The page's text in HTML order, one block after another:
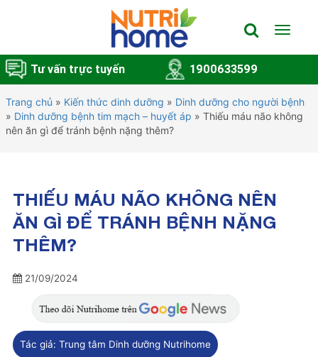
Toggle
Tư vấn trực tuyến 1900633599
Trang chủ » Kiến thức dinh dưỡng » Dinh dưỡng cho người bệnh
» Dinh dưỡng bệnh tim mạch – huyết áp » Thiếu máu não không
nên ăn gì để tránh bệnh nặng thêm?
THIẾU MÁU NÃO KHÔNG NÊN
ĂN GÌ ĐỂ TRÁNH BỆNH NẶNG
THÊM?
21/09/2024
Tác giả: Trung tâm Dinh dưỡng Nutrihome